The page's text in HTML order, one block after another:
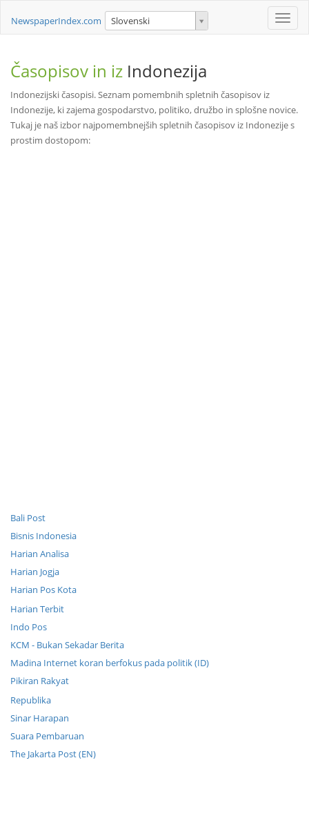
Toggle
NewspaperIndex.com Slovenski
Časopisov in iz Indonezija
Indonezijski časopisi. Seznam pomembnih spletnih časopisov iz
Indonezije, ki zajema gospodarstvo, politiko, družbo in splošne novice.
Tukaj je naš izbor najpomembnejših spletnih časopisov iz Indonezije s
prostim dostopom:
Bali Post
Bisnis Indonesia
Harian Analisa
Harian Jogja
Harian Pos Kota
Harian Terbit
Indo Pos
KCM - Bukan Sekadar Berita
Madina Internet koran berfokus pada politik (ID)
Pikiran Rakyat
Republika
Sinar Harapan
Suara Pembaruan
The Jakarta Post (EN)